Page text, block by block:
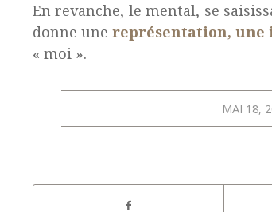
En revanche, le mental, se
donne unereprésentation, une
« moi ».
MAI 18,
/